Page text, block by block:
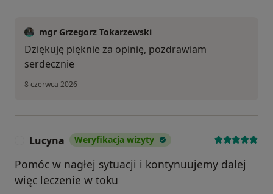
mgr Grzegorz Tokarzewski
Dziękuję pięknie za opinię, pozdrawiam
serdecznie
8 czerwca 2026
Lucyna Weryfikacja wizyty
Pomóc w nagłej sytuacji i kontynuujemy dalej
więc leczenie w toku